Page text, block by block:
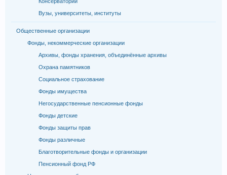
Вузы, университеты, институты
Общественные организации
Фонды, некоммерческие организации
Архивы, фонды хранения, объединённые архивы
Охрана памятников
Социальное страхование
Фонды имущества
Негосударственные пенсионные фонды
Фонды детские
Фонды защиты прав
Фонды различные
Благотворительные фонды и организации
Пенсионный фонд РФ